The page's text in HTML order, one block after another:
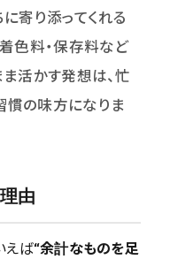
寄り添ってくれる
着色料・保存料など
活かす発想は、忙
慣の味方になりま
由
えば“余計なものを足